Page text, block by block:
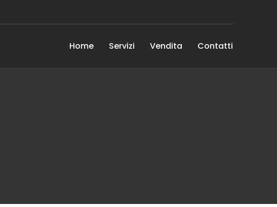
Home Servizi Vendita Contatti